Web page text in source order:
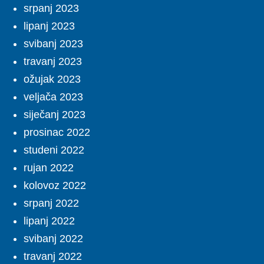
srpanj 2023
lipanj 2023
svibanj 2023
travanj 2023
ožujak 2023
veljača 2023
siječanj 2023
prosinac 2022
studeni 2022
rujan 2022
kolovoz 2022
srpanj 2022
lipanj 2022
svibanj 2022
travanj 2022